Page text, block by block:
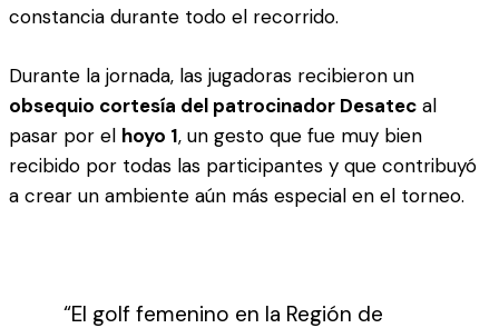
constancia durante todo el recorrido.
Durante la jornada, las jugadoras recibieron un
obsequio cortesía del patrocinador Desatec al
pasar por el hoyo 1, un gesto que fue muy bien
recibido por todas las participantes y que contribuyó
a crear un ambiente aún más especial en el torneo.
“El golf femenino en la Región de